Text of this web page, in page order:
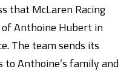
that McLaren Racing
Anthoine Hubert in
The team sends its
Anthoine’s family and